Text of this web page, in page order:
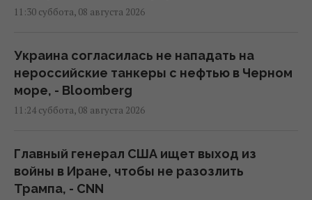
11:30 суббота, 08 августа 2026
Украина согласилась не нападать на
нероссийские танкеры с нефтью в Черном
море, - Bloomberg
11:24 суббота, 08 августа 2026
Главный генерал США ищет выход из
войны в Иране, чтобы не разозлить
Трампа, - CNN